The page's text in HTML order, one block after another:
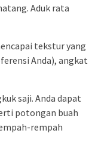
Aduk rata
tekstur yang
Anda), angkat
saji. Anda dapat
potongan buah
rempah